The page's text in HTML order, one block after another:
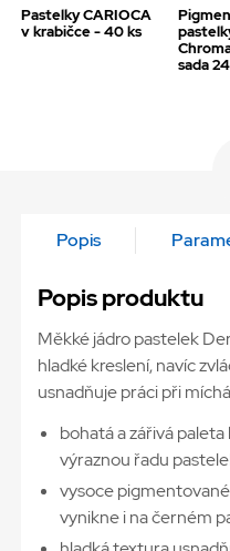
Pastelky CARIOCA
v krabičce - 40 ks
sada
Popis
Popis produktu
Měkké jádro pastelek
hladké kreslení, navíc
usnadňuje práci při
bohatá a zářivá
výraznou řadu
vysoce
vynikne i na černém